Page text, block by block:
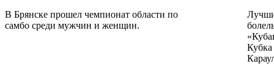
В Брянске прошел чемпионат области по
самбо среди мужчин и женщин.